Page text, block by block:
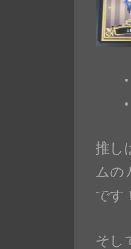
推し
ムの
です！
そし